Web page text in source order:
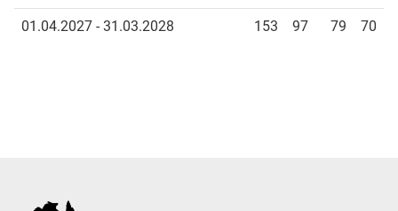
01.04.2027 - 31.03.2028 153 97 79 70